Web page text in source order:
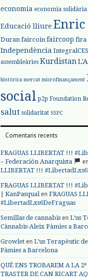
economia economia solidària
Educació lliure Enric
Duran faircoin faircoop fira
Independència IntegralCES
assembleàries Kurdistan
històrica mercat microfinançament
social p2p Foundation
salut solidaritat SSPC
Comentaris recents
FRAGUAS LLIBERTAT !!!
– Federación Anarquista
en
LLIBERTAT !!!
FRAGUAS LLIBERTAT !!!
| KanPasqualen FRAGUAS
#LibertadLxs6DeFraguas
Semillas de cannabis en L’us
Cànnabis-Aleix Pàmies a
Growlet en L’us Terapèutic
Pàmies a Barcelona
QUÈ ENS TROBAREM A LA
TRASTER DE CAN RICART